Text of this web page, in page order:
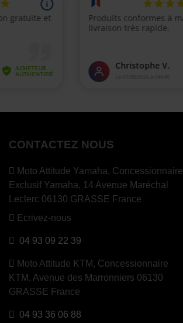
CONTACTEZ NOUS
Moto Attitude Yamaha, Concessionnaire
Exclusif Yamaha, 14 Avenue Maréchal
Leclerc 06130 GRASSE France
Ecrivez-nous
04 93 09 22 39
Moto Attitude KTM, Concessionnaire
KTM, Avenue des Marronniers 06130
GRASSE France
04 93 36 06 88